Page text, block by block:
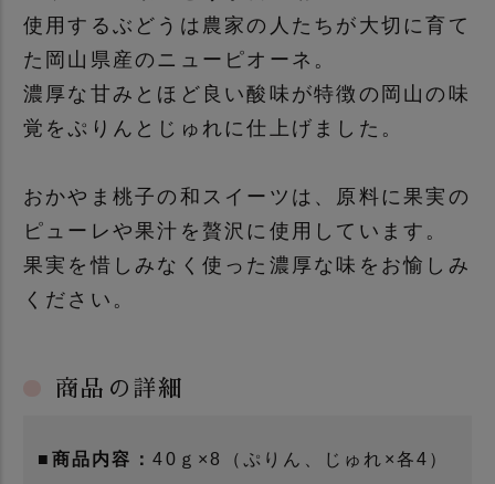
使用するぶどうは農家の人たちが大切に育て
た岡山県産のニューピオーネ。
濃厚な甘みとほど良い酸味が特徴の岡山の味
覚をぷりんとじゅれに仕上げました。
おかやま桃子の和スイーツは、原料に果実の
ピューレや果汁を贅沢に使用しています。
果実を惜しみなく使った濃厚な味をお愉しみ
ください。
商品の詳細
■商品内容： 40ｇ×8（ぷりん、じゅれ×各4）